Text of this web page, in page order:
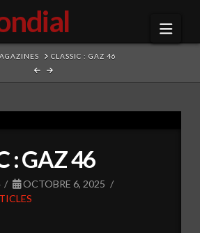
CLASSIC : GAZ 46
: GAZ 46
OCTOBRE 6, 2025